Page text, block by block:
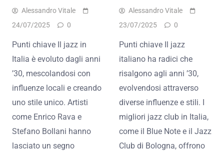
Alessandro Vitale
24/07/2025
0
Punti chiave Il jazz in
Italia è evoluto dagli anni
’30, mescolandosi con
influenze locali e creando
uno stile unico. Artisti
come Enrico Rava e
Stefano Bollani hanno
lasciato un segno
Alessandro Vitale
23/07/2025
0
Punti chiave Il jazz
italiano ha radici che
risalgono agli anni ’30,
evolvendosi attraverso
diverse influenze e stili. I
migliori jazz club in Italia,
come il Blue Note e il Jazz
Club di Bologna, offrono